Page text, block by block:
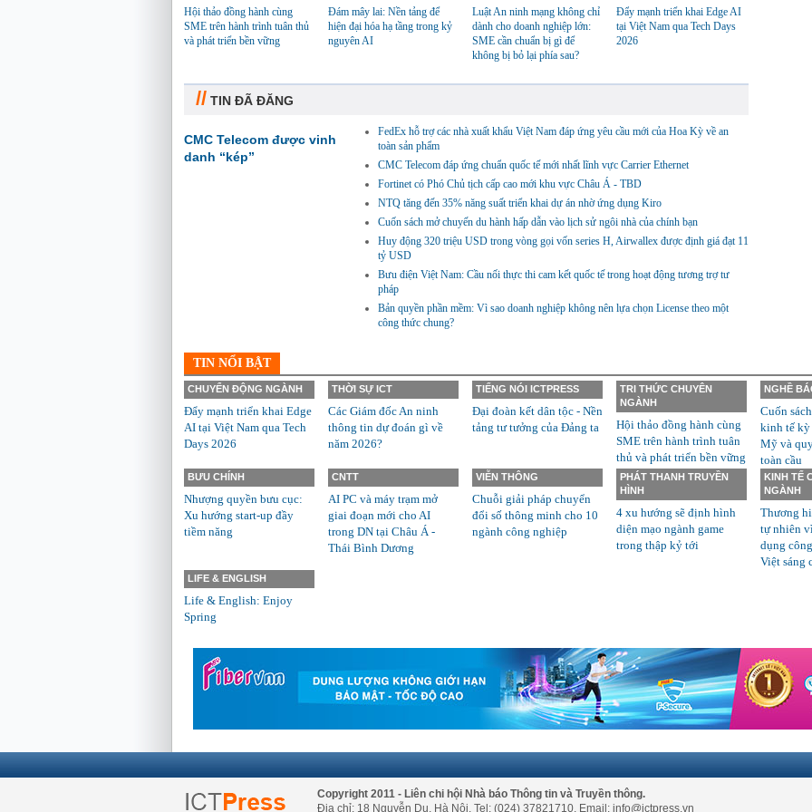
Hội thảo đồng hành cùng
SME trên hành trình tuân thủ
và phát triển bền vững
Đám mây lai: Nền tảng để
hiện đại hóa hạ tầng trong kỷ
nguyên AI
Luật An ninh mạng không chỉ
dành cho doanh nghiệp lớn:
SME cần chuẩn bị gì để
không bị bỏ lại phía sau?
Đẩy mạnh triển khai Edge AI
tại Việt Nam qua Tech Days
2026
// TIN ĐÃ ĐĂNG
CMC Telecom được vinh
danh “kép”
FedEx hỗ trợ các nhà xuất khẩu Việt Nam đáp ứng yêu cầu mới của Hoa Kỳ về an
toàn sản phẩm
CMC Telecom đáp ứng chuẩn quốc tế mới nhất lĩnh vực Carrier Ethernet
Fortinet có Phó Chủ tịch cấp cao mới khu vực Châu Á - TBD
NTQ tăng đến 35% năng suất triển khai dự án nhờ ứng dụng Kiro
Cuốn sách mở chuyến du hành hấp dẫn vào lịch sử ngôi nhà của chính bạn
Huy động 320 triệu USD trong vòng gọi vốn series H, Airwallex được định giá đạt 11
tỷ USD
Bưu điện Việt Nam: Cầu nối thực thi cam kết quốc tế trong hoạt động tương trợ tư
pháp
Bản quyền phần mềm: Vì sao doanh nghiệp không nên lựa chọn License theo một
công thức chung?
TIN NỔI BẬT
CHUYỂN ĐỘNG NGÀNH
Đẩy mạnh triển khai Edge
AI tại Việt Nam qua Tech
Days 2026
THỜI SỰ ICT
Các Giám đốc An ninh
thông tin dự đoán gì về
năm 2026?
TIẾNG NÓI ICTPRESS
Đại đoàn kết dân tộc - Nền
tảng tư tưởng của Đảng ta
TRI THỨC CHUYÊN
NGÀNH
Hội thảo đồng hành cùng
SME trên hành trình tuân
thủ và phát triển bền vững
NGHỀ
Cuốn
kinh tế
Mỹ và
toàn cầu
BƯU CHÍNH
Nhượng quyền bưu cục:
Xu hướng start-up đầy
tiềm năng
CNTT
AI PC và máy trạm mở
giai đoạn mới cho AI
trong DN tại Châu Á -
Thái Bình Dương
VIỄN THÔNG
Chuỗi giải pháp chuyển
đổi số thông minh cho 10
ngành công nghiệp
PHÁT THANH TRUYỀN
HÌNH
4 xu hướng sẽ định hình
diện mạo ngành game
trong thập kỷ tới
KINH TẾ
NGÀNH
Thương
tự nhiên
dụng
Việt sáng
LIFE & ENGLISH
Life & English: Enjoy
Spring
Copyright 2011 - Liên chi hội Nhà báo Thông tin và Truyền thông.
Địa chỉ: 18 Nguyễn Du, Hà Nội. Tel: (024) 37821710. Email: info@ictpress.vn